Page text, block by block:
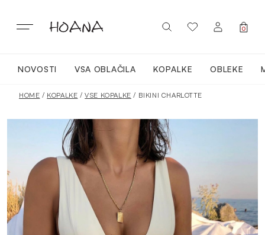
content
PRIJAVA / REGISTRACIJA
0
NOVOSTI VSA OBLAČILA KOPALKE OBLEKE
VSA OBLAČILA
OBLEKE
KOPALKE
HOME / KOPALKE /VSE KOPALKE / BIKINI CHARLOTTE